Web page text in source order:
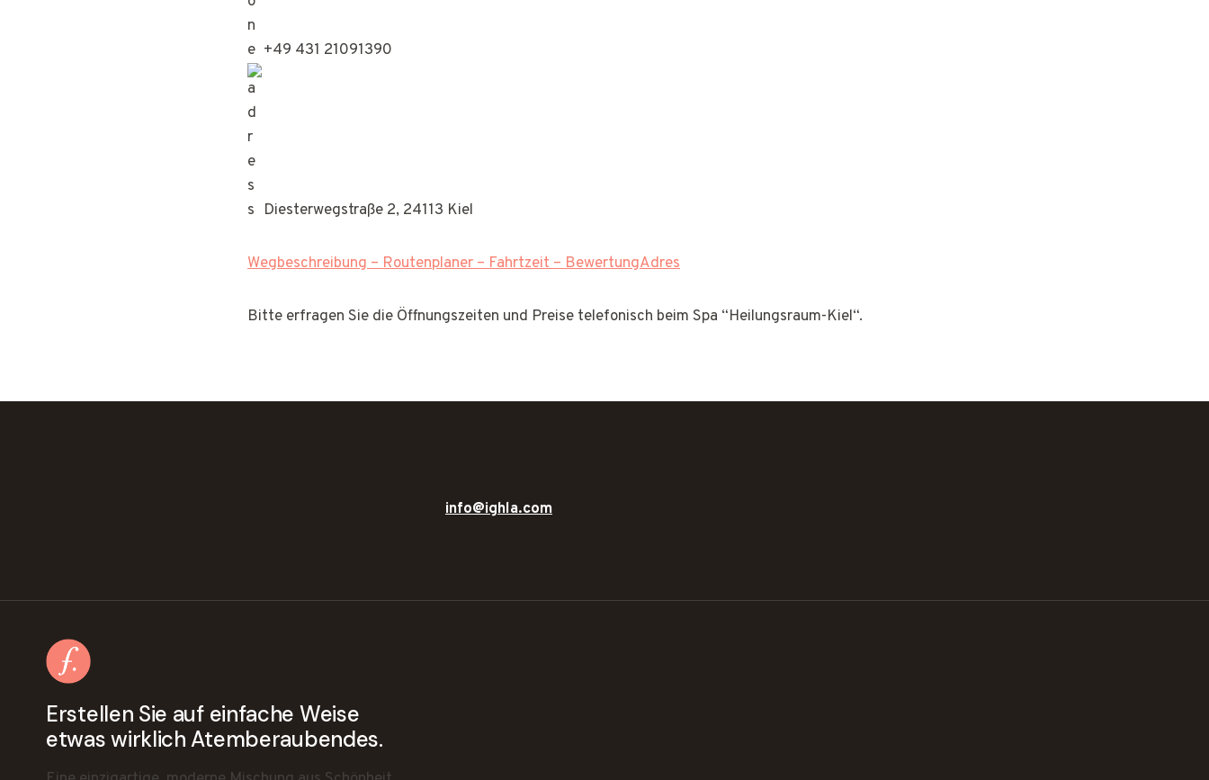
+49 431 21091390
Diesterwegstraße 2, 24113 Kiel
Wegbeschreibung – Routenplaner – Fahrtzeit – BewertungAdres
Bitte erfragen Sie die Öffnungszeiten und Preise telefonisch beim Spa “Heilungsraum-Kiel“.
info@ighla.com
Erstellen Sie auf einfache Weise
etwas wirklich Atemberaubendes.